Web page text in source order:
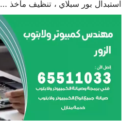
استبدال بور سبلاي ، تنظيف مآخذ ...